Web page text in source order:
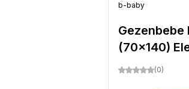
b-baby
Gezenbebe
(70x140)
(0)